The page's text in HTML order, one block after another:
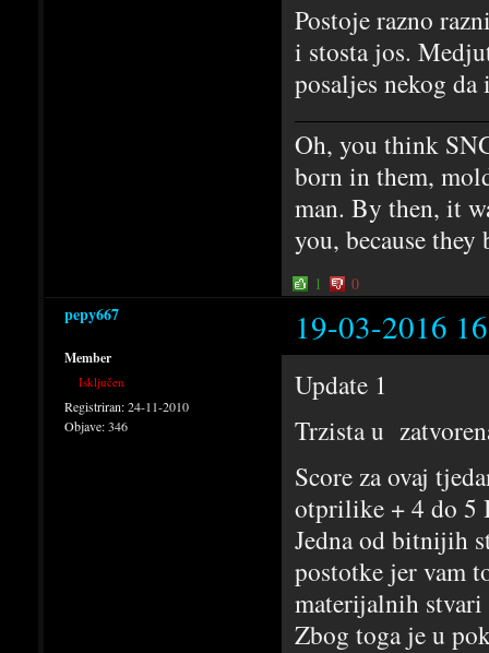
Postoje razno
i stosta jos.
posaljes nekog
Oh, you think
born in them,
man. By then, it
you, because
1 0
pepy667 19-03-2016
Member
Isključen
Registriran:24-11-2010
Objave:346
Update 1
Trzista u
Score za ovaj
otprilike + 4 do 5
Jedna od bitnijih
postotke jer vam
materijalnih
Zbog toga je u